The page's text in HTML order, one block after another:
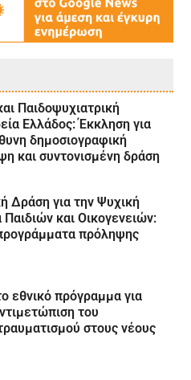
Παιδοψυχιατρική
Ελλάδος: Έκκληση για
δημοσιογραφική
και συντονισμένη δράση
Δράση για την Ψυχική
Παιδιών και Οικογενειών:
πρόληψης
εθνικό πρόγραμμα για
του
στους νέους